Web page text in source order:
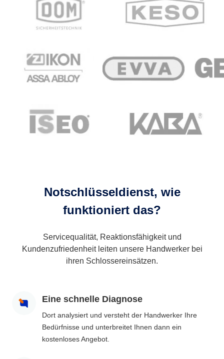
Notschlüsseldienst, wie
funktioniert das?
Servicequalität, Reaktionsfähigkeit und
Kundenzufriedenheit leiten unsere Handwerker bei
ihren Schlossereinsätzen.
Eine schnelle Diagnose
Dort analysiert und versteht der Handwerker Ihre
Bedürfnisse und unterbreitet Ihnen dann ein
kostenloses Angebot.